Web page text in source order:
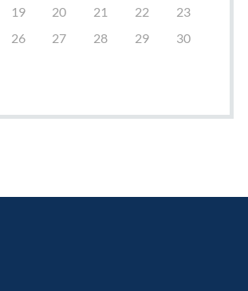
19 20 21 22
23
26 27 28 29
30